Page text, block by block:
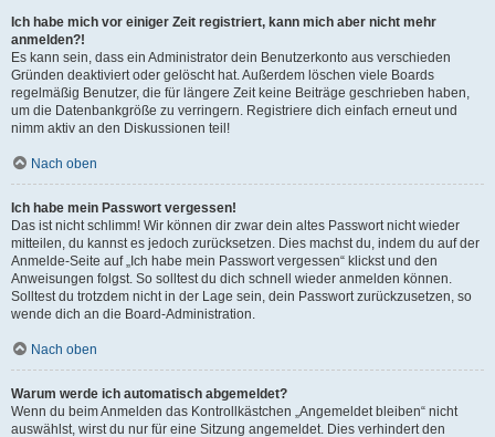
Ich habe mich vor einiger Zeit registriert, kann mich aber nicht mehr
anmelden?!
Es kann sein, dass ein Administrator dein Benutzerkonto aus verschieden
Gründen deaktiviert oder gelöscht hat. Außerdem löschen viele Boards
regelmäßig Benutzer, die für längere Zeit keine Beiträge geschrieben haben,
um die Datenbankgröße zu verringern. Registriere dich einfach erneut und
nimm aktiv an den Diskussionen teil!
Nach oben
Ich habe mein Passwort vergessen!
Das ist nicht schlimm! Wir können dir zwar dein altes Passwort nicht wieder
mitteilen, du kannst es jedoch zurücksetzen. Dies machst du, indem du auf der
Anmelde-Seite auf „Ich habe mein Passwort vergessen“ klickst und den
Anweisungen folgst. So solltest du dich schnell wieder anmelden können.
Solltest du trotzdem nicht in der Lage sein, dein Passwort zurückzusetzen, so
wende dich an die Board-Administration.
Nach oben
Warum werde ich automatisch abgemeldet?
Wenn du beim Anmelden das Kontrollkästchen „Angemeldet bleiben“ nicht
auswählst, wirst du nur für eine Sitzung angemeldet. Dies verhindert den